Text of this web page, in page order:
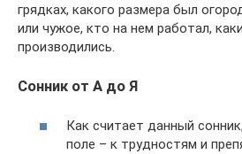
грядках, какого размера был
или чужое, кто на нем работал,
производились.
Сонник от А до Я
Как считает данный
поле – к трудностям и